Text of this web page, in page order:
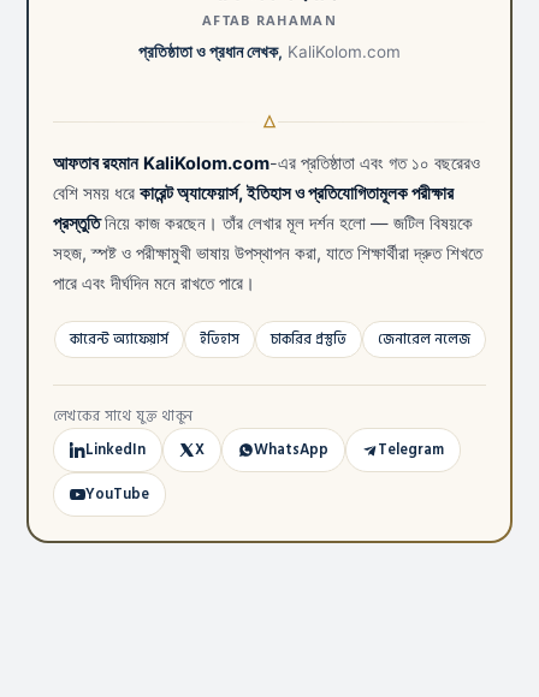
AFTAB RAHAMAN
প্রতিষ্ঠাতা ও প্রধান লেখক, KaliKolom.com
আফতাব রহমান KaliKolom.com-এর প্রতিষ্ঠাতা এবং গত ১০ বছরেরও
বেশি সময় ধরে কারেন্ট অ্যাফেয়ার্স, ইতিহাস ও প্রতিযোগিতামূলক পরীক্ষার
প্রস্তুতিনিয়ে কাজ করছেন। তাঁর লেখার মূল দর্শন হলো — জটিল বিষয়কে
সহজ, স্পষ্ট ও পরীক্ষামুখী ভাষায় উপস্থাপন করা, যাতে শিক্ষার্থীরা দ্রুত শিখতে
পারে এবং দীর্ঘদিন মনে রাখতে পারে।
কারেন্ট অ্যাফেয়ার্স ইতিহাস চাকরির প্রস্তুতি জেনারেল নলেজ
লেখকের সাথে যুক্ত থাকুন
LinkedIn X WhatsApp
Telegram
YouTube